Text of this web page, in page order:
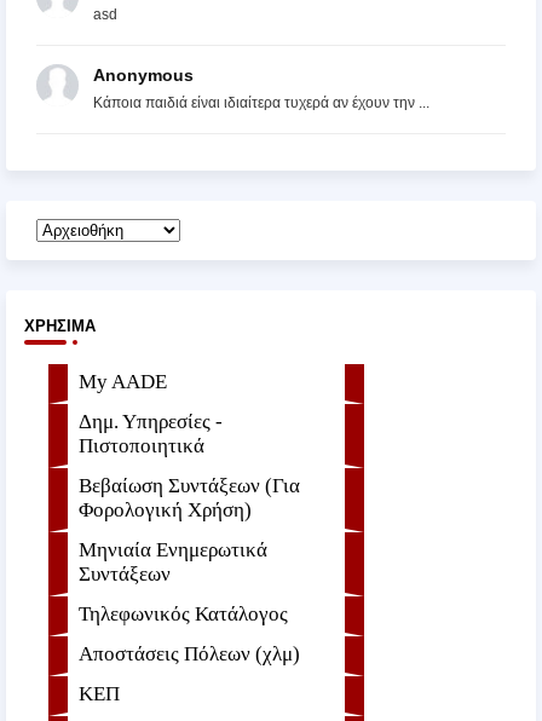
asd
Anonymous
Κάποια παιδιά είναι ιδιαίτερα τυχερά αν έχουν την ...
ΧΡΉΣΙΜΑ
My AADE
Δημ. Υπηρεσίες -
Πιστοποιητικά
Βεβαίωση Συντάξεων (Για
Φορολογική Χρήση)
Μηνιαία Ενημερωτικά
Συντάξεων
Τηλεφωνικός Κατάλογος
Αποστάσεις Πόλεων (χλμ)
ΚΕΠ